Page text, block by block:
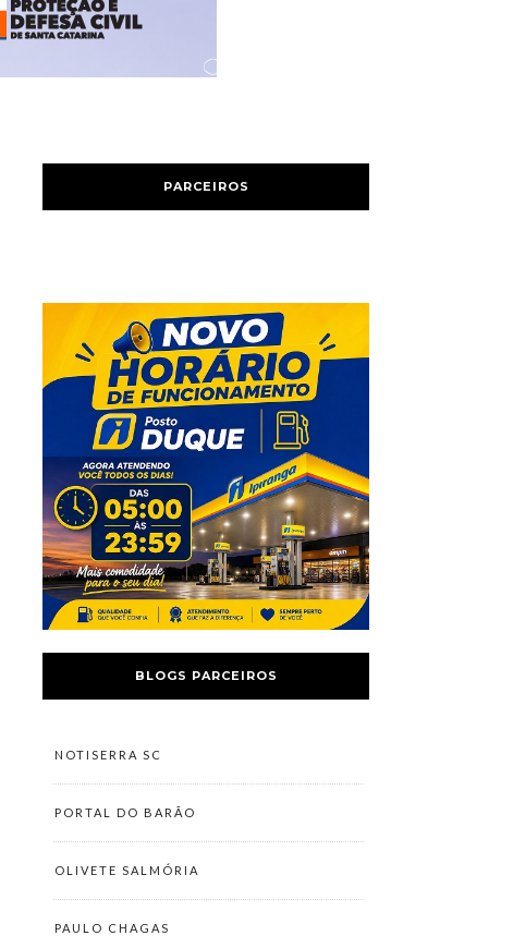
PARCEIROS
BLOGS PARCEIROS
NOTISERRA SC
PORTAL DO BARÃO
OLIVETE SALMÓRIA
PAULO CHAGAS